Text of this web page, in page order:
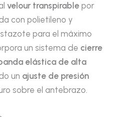
velour transpirable por
con polietileno y
para el máximo
un sistema de cierre
elástica de alta
un ajuste de presión
sobre el antebrazo.